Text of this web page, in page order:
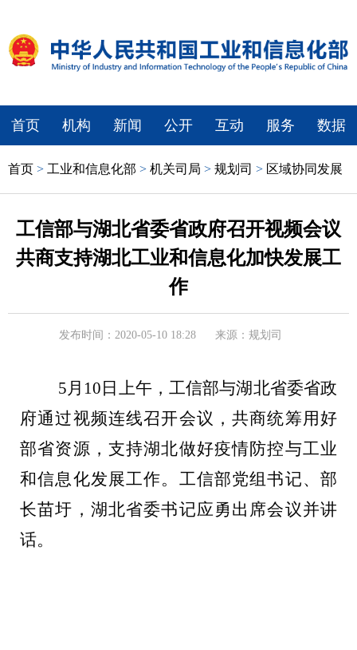
首页 机构 新闻 公开 互动 服务 数据
首页 > 工业和信息化部 > 机关司局 > 规划司 > 区域协同发展
工信部与湖北省委省政府召开视频会议
共商支持湖北工业和信息化加快发展工
作
发布时间：2020-05-10 18:28 来源：规划司
5月10日上午，工信部与湖北省委省政
府通过视频连线召开会议，共商统筹用好
部省资源，支持湖北做好疫情防控与工业
和信息化发展工作。工信部党组书记、部
长苗圩，湖北省委书记应勇出席会议并讲
话。